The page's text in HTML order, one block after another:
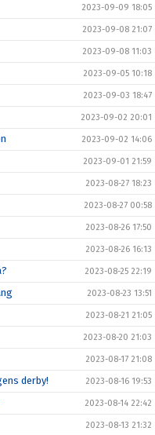
2023-09-09 18:05
2023-09-08 21:07
2023-09-08 11:03
2023-09-05 10:18
2023-09-03 18:47
2023-09-02 20:01
2023-09-02 14:06
2023-09-01 21:59
2023-08-27 18:23
2023-08-27 00:58
2023-08-26 17:50
2023-08-26 16:13
2023-08-25 22:19
2023-08-23 13:51
2023-08-21 21:05
2023-08-20 21:03
2023-08-17 21:08
derby! 2023-08-16 19:53
2023-08-14 22:42
2023-08-13 21:32